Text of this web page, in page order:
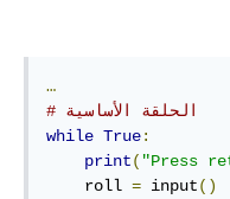
…
# الحلقة الأساسية
while True:
print( "Press
    roll
= input()